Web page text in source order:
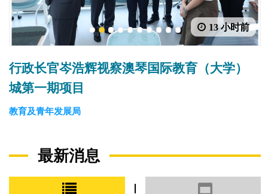
13 小时前
行政长官岑浩辉视察澳琴国际教育（大学）
城第一期项目
教育及青年发展局
1 2 3 4 5 6 7 8 9 10
最新消息
小图模式 大图模式